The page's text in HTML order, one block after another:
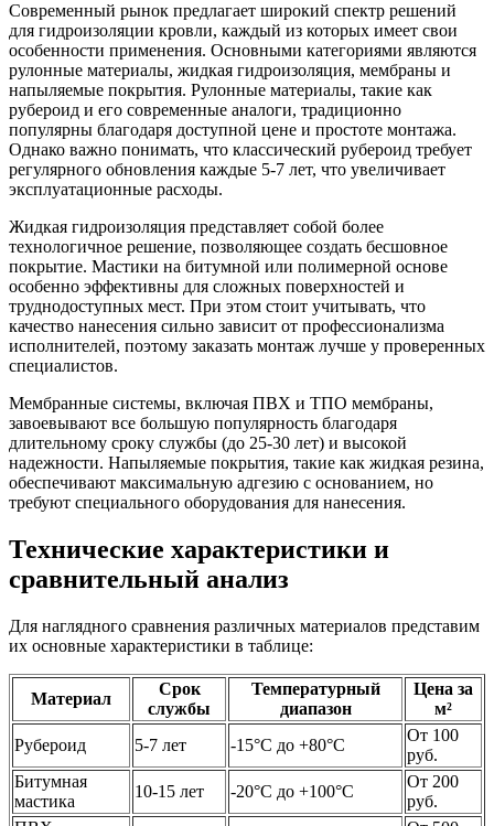
Современный рынок предлагает широкий спектр решений
для гидроизоляции кровли, каждый из которых имеет свои
особенности применения. Основными категориями являются
рулонные материалы, жидкая гидроизоляция, мембраны и
напыляемые покрытия. Рулонные материалы, такие как
рубероид и его современные аналоги, традиционно
популярны благодаря доступной цене и простоте монтажа.
Однако важно понимать, что классический рубероид требует
регулярного обновления каждые 5-7 лет, что увеличивает
эксплуатационные расходы.
Жидкая гидроизоляция представляет собой более
технологичное решение, позволяющее создать бесшовное
покрытие. Мастики на битумной или полимерной основе
особенно эффективны для сложных поверхностей и
труднодоступных мест. При этом стоит учитывать, что
качество нанесения сильно зависит от профессионализма
исполнителей, поэтому заказать монтаж лучше у проверенных
специалистов.
Мембранные системы, включая ПВХ и ТПО мембраны,
завоевывают все большую популярность благодаря
длительному сроку службы (до 25-30 лет) и высокой
надежности. Напыляемые покрытия, такие как жидкая резина,
обеспечивают максимальную адгезию с основанием, но
требуют специального оборудования для нанесения.
Технические характеристики и
сравнительный анализ
Для наглядного сравнения различных материалов представим
их основные характеристики в таблице:
Материал
Срок
службы
Температурный
диапазон
Цена за
м²
Рубероид
5-7 лет -15°C до +80°C
От 100
руб.
Битумная
мастика
10-15 лет -20°C до +100°C
От 200
руб.